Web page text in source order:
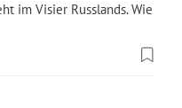
im Visier Russlands. Wie